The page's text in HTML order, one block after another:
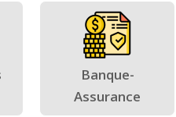
Banque-
Assurance